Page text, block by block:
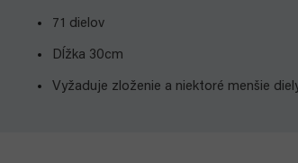
71 dielov
Dĺžka 30cm
Vyžaduje zloženie a niektoré menšie